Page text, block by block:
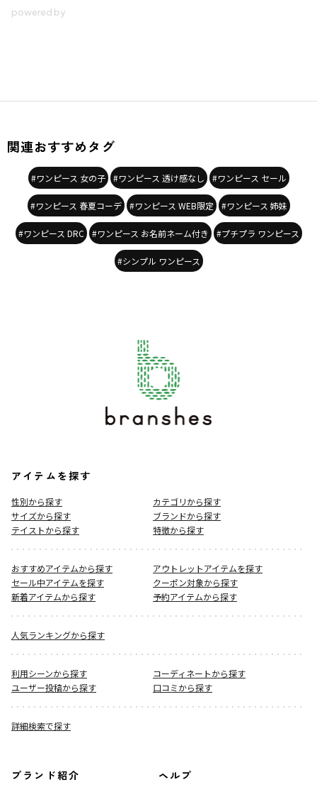
関連おすすめタグ
#ワンピース 女の子 #ワンピース 透け感なし #ワンピース セール
#ワンピース 春夏コーデ #ワンピース WEB限定 #ワンピース 姉妹
#ワンピース DRC #ワンピース お名前ネーム付き #プチプラ ワンピース
#シンプル ワンピース
アイテムを探す
性別から探す
カテゴリから探す
サイズから探す
ブランドから探す
テイストから探す
特徴から探す
おすすめアイテムから探す
アウトレットアイテムを探す
セール中アイテムを探す
クーポン対象から探す
新着アイテムから探す
予約アイテムから探す
人気ランキングから探す
利用シーンから探す
コーディネートから探す
ユーザー投稿から探す
口コミから探す
詳細検索で探す
ブランド紹介 ヘルプ